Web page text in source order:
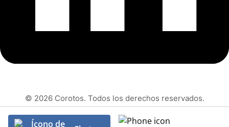
© 2026 Corotos. Todos los derechos reservados.